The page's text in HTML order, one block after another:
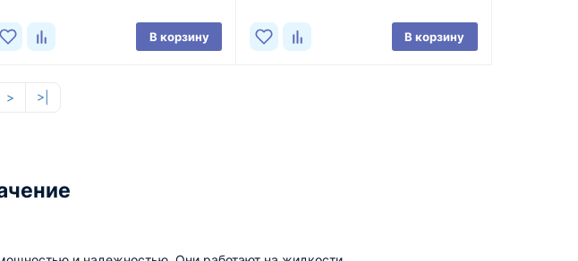
В корзину В корзину
> >|